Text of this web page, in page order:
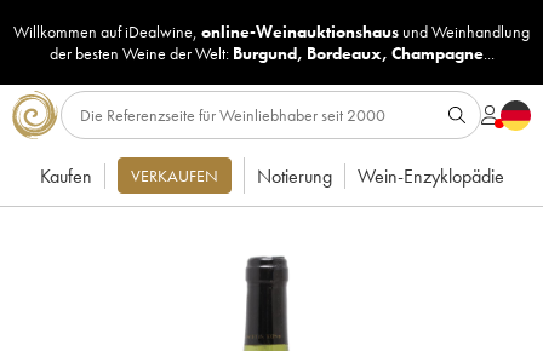
Willkommen auf iDealwine, online-Weinauktionshaus undWeinhandlung
der besten Weine der Welt: Burgund, Bordeaux, Champagne...
Kaufen VERKAUFEN Notierung Wein-Enzyklopädie